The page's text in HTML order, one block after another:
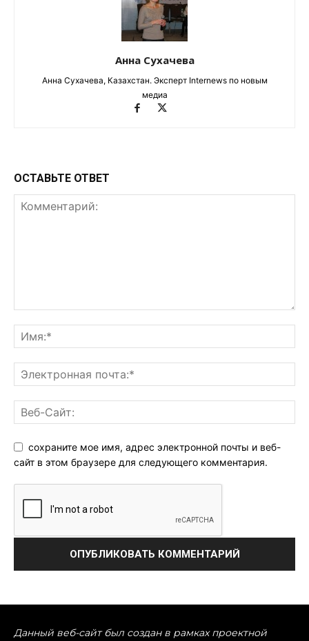
Анна Сухачева
Анна Сухачева, Казахстан. Эксперт Internews по новым
медиа
ОСТАВЬТЕ ОТВЕТ
сохраните мое имя, адрес электронной почты и веб-
сайт в этом браузере для следующего комментария.
Данный веб-сайт был создан в рамках проектной